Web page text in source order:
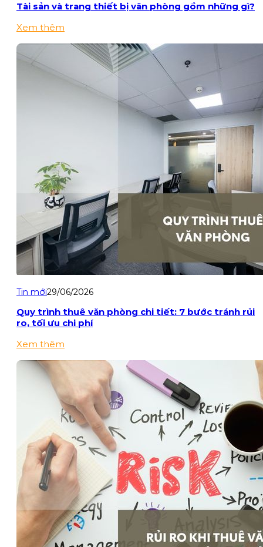
Tài sản và trang thiết bị văn phòng gồm những gì?
Xem thêm
Tin mới29/06/2026
Quy trình thuê văn phòng chi tiết: 7 bước tránh rủi
ro, tối ưu chi phí
Xem thêm